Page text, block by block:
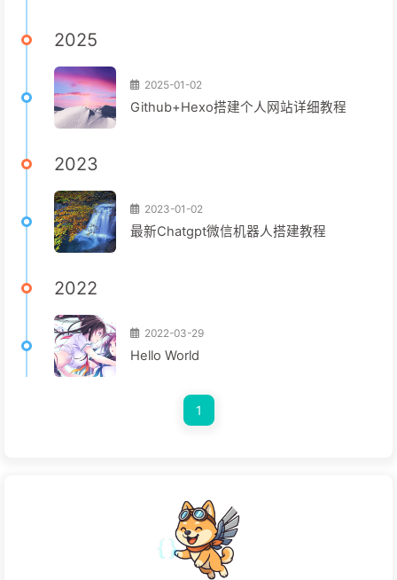
2025
2025-01-02
Github+Hexo搭建个人网站详细教程
2023
2023-01-02
最新Chatgpt微信机器人搭建教程
2022
2022-03-29
Hello World
1